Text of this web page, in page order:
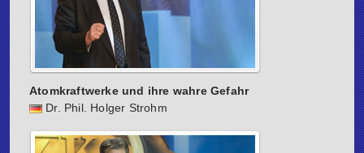
Atomkraftwerke und ihre wahre Gefahr
Dr. Phil. Holger Strohm